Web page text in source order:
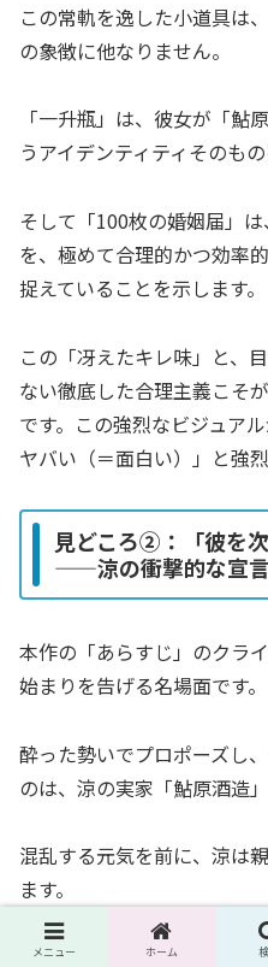
この常軌を逸した小道具は
の象徴に他なりません。
「一升瓶」は、彼女が「鮎
うアイデンティティそのもの
そして「100枚の婚姻届」
を、極めて合理的かつ効率
捉えていることを示します。
この「冴えたキレ味」と、
ない徹底した合理主義こそ
です。この強烈なビジュア
ヤバい（＝面白い）」と強
見どころ②：「彼を
——涼の衝撃的な宣
本作の「あらすじ」のクラ
始まりを告げる名場面です。
酔った勢いでプロポーズし
のは、涼の実家「鮎原酒造」
混乱する元気を前に、涼は
ます。
まず、彼を「婚約者として
メニュー ホーム